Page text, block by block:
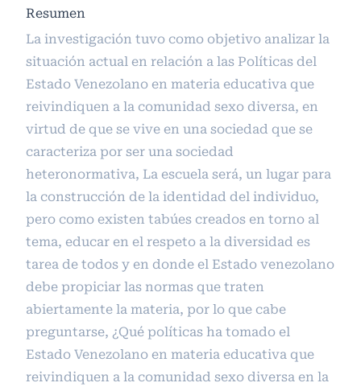
Resumen
La investigación tuvo como objetivo analizar la
situación actual en relación a las Políticas del
Estado Venezolano en materia educativa que
reivindiquen a la comunidad sexo diversa, en
virtud de que se vive en una sociedad que se
caracteriza por ser una sociedad
heteronormativa, La escuela será, un lugar para
la construcción de la identidad del individuo,
pero como existen tabúes creados en torno al
tema, educar en el respeto a la diversidad es
tarea de todos y en donde el Estado venezolano
debe propiciar las normas que traten
abiertamente la materia, por lo que cabe
preguntarse, ¿Qué políticas ha tomado el
Estado Venezolano en materia educativa que
reivindiquen a la comunidad sexo diversa en la